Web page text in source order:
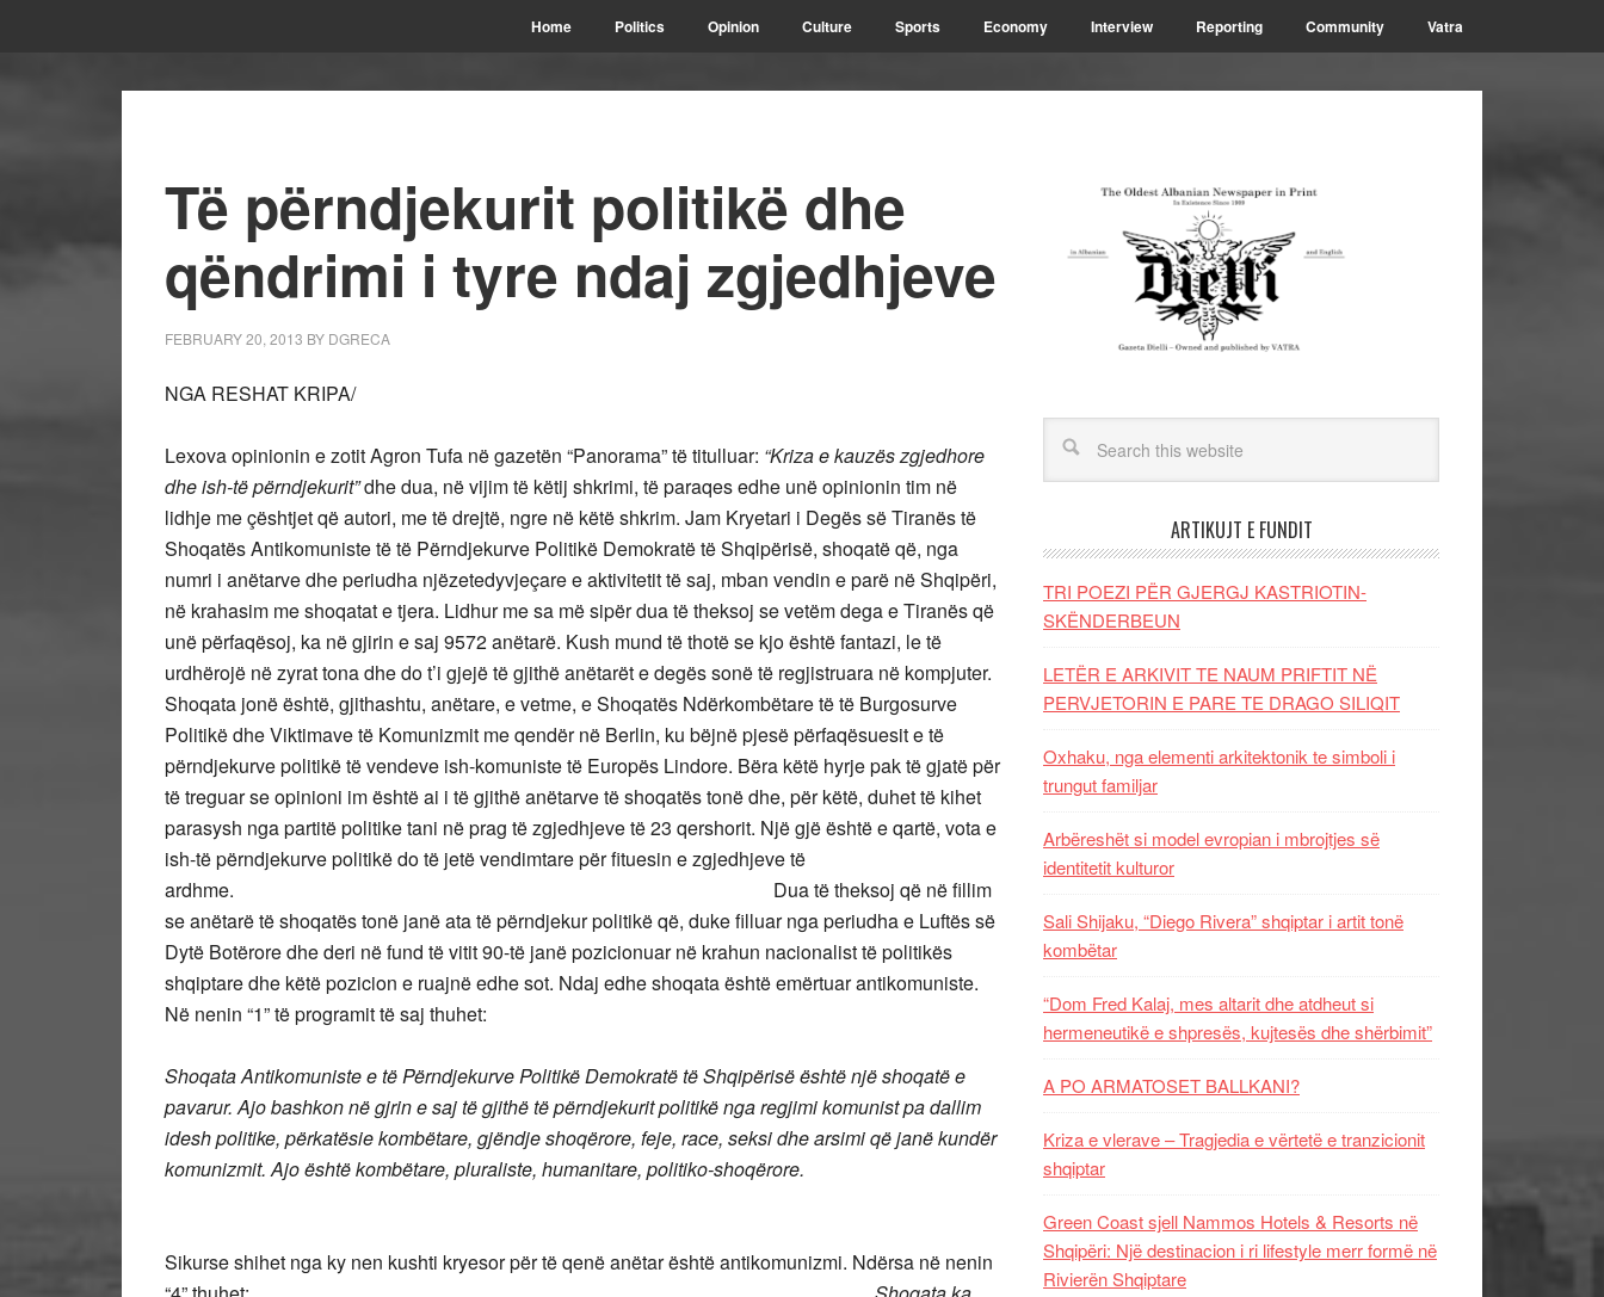
Home Politics Opinion Culture Sports Economy Interview Reporting Community Vatra
Të përndjekurit politikë dhe
qëndrimi i tyre ndaj zgjedhjeve
FEBRUARY 20, 2013 BY DGRECA
NGA RESHAT KRIPA/
Lexova opinionin e zotit Agron Tufa në gazetën “Panorama” të titulluar: “Kriza e kauzës zgjedhore
dhe ish-të përndjekurit”dhe dua, në vijim të këtij shkrimi, të paraqes edhe unë opinionin tim në
lidhje me çështjet që autori, me të drejtë, ngre në këtë shkrim. Jam Kryetari i Degës së Tiranës të
Shoqatës Antikomuniste të të Përndjekurve Politikë Demokratë të Shqipërisë, shoqatë që, nga
numri i anëtarve dhe periudha njëzetedyvjeçare e aktivitetit të saj, mban vendin e parë në Shqipëri,
në krahasim me shoqatat e tjera. Lidhur me sa më sipër dua të theksoj se vetëm dega e Tiranës që
unë përfaqësoj, ka në gjirin e saj 9572 anëtarë. Kush mund të thotë se kjo është fantazi, le të
urdhërojë në zyrat tona dhe do t’i gjejë të gjithë anëtarët e degës sonë të regjistruara në kompjuter.
Shoqata jonë është, gjithashtu, anëtare, e vetme, e Shoqatës Ndërkombëtare të të Burgosurve
Politikë dhe Viktimave të Komunizmit me qendër në Berlin, ku bëjnë pjesë përfaqësuesit e të
përndjekurve politikë të vendeve ish-komuniste të Europës Lindore. Bëra këtë hyrje pak të gjatë për
të treguar se opinioni im është ai i të gjithë anëtarve të shoqatës tonë dhe, për këtë, duhet të kihet
parasysh nga partitë politike tani në prag të zgjedhjeve të 23 qershorit. Një gjë është e qartë, vota e
ish-të përndjekurve politikë do të jetë vendimtare për fituesin e zgjedhjeve të
ardhme. Dua të theksoj që në fillim
se anëtarë të shoqatës tonë janë ata të përndjekur politikë që, duke filluar nga periudha e Luftës së
Dytë Botërore dhe deri në fund të vitit 90-të janë pozicionuar në krahun nacionalist të politikës
shqiptare dhe këtë pozicion e ruajnë edhe sot. Ndaj edhe shoqata është emërtuar antikomuniste.
Në nenin “1” të programit të saj thuhet:
Shoqata Antikomuniste e të Përndjekurve Politikë Demokratë të Shqipërisë është një shoqatë e
pavarur. Ajo bashkon në gjrin e saj të gjithë të përndjekurit politikë nga regjimi komunist pa dallim
idesh politike, përkatësie kombëtare, gjëndje shoqërore, feje, race, seksi dhe arsimi që janë kundër
komunizmit. Ajo është kombëtare, pluraliste, humanitare, politiko-shoqërore.
Sikurse shihet nga ky nen kushti kryesor për të qenë anëtar është antikomunizmi. Ndërsa në nenin
ARTIKUJT E FUNDIT
TRI POEZI PËR GJERGJ KASTRIOTIN-
SKËNDERBEUN
LETËR E ARKIVIT TE NAUM PRIFTIT NË
PERVJETORIN E PARE TE DRAGO SILIQIT
Oxhaku, nga elementi arkitektonik te simboli i
trungut familjar
Arbëreshët si model evropian i mbrojtjes së
identitetit kulturor
Sali Shijaku, “Diego Rivera” shqiptar i artit tonë
kombëtar
“Dom Fred Kalaj, mes altarit dhe atdheut si
hermeneutikë e shpresës, kujtesës dhe shërbimit”
A PO ARMATOSET BALLKANI?
Kriza e vlerave – Tragjedia e vërtetë e tranzicionit
shqiptar
Green Coast sjell Nammos Hotels & Resorts në
Shqipëri: Një destinacion i ri lifestyle merr formë në
Rivierën Shqiptare